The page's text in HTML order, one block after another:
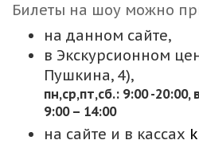
Билеты на шоу можно
на данном сайте,
в Экскурсионном
Пушкина, 4),
пн,cр,пт,сб.: 9:00 -20:00,
9:00 – 14:00
на сайте и в кассах